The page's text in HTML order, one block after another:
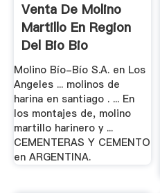
Venta De Molino
Martillo En Region
Del Bio Bio
Molino Bío-Bío S.A. en Los
Angeles ... molinos de
harina en santiago . ... En
los montajes de, molino
martillo harinero y ...
CEMENTERAS Y CEMENTO
en ARGENTINA.